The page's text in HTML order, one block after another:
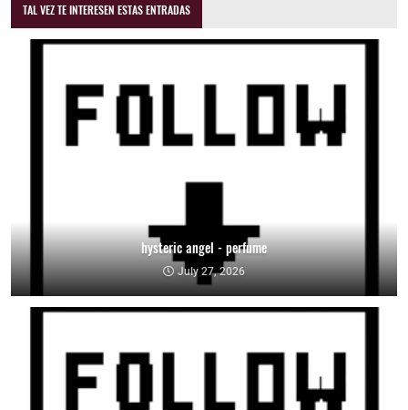
TAL VEZ TE INTERESEN ESTAS ENTRADAS
hysteric angel - perfume
July 27, 2026